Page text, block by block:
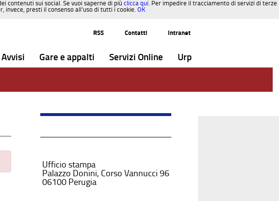
contenuti sui social. Se vuoi saperne di più clicca qui. Per impedire il tracciamento di servizi di terze
invece, presti il consenso all’uso di tutti i cookie. OK
RSS
Contatti Intranet
Avvisi Gare e appalti Servizi Online Urp
Ufficio stampa
Palazzo Donini, Corso Vannucci 96
06100 Perugia